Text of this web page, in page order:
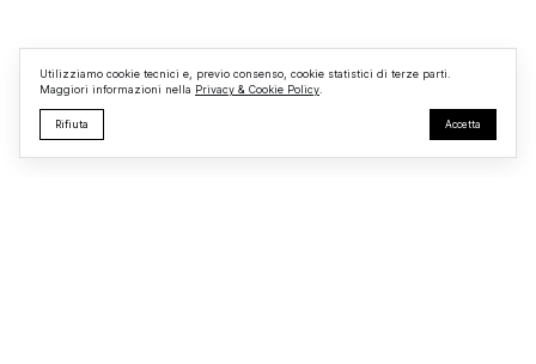
Utilizziamo cookie tecnici e, previo consenso, cookie statistici di terze parti.
Maggiori informazioni nella Privacy & Cookie Policy
Rifiuta Accetta